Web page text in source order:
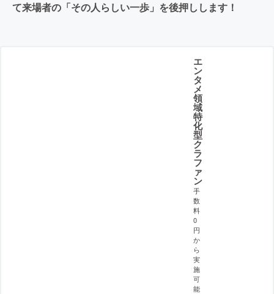
て来場者の「その人らしい一歩」を後押しします！
エ
ン
タ
メ
領
域
特
化
型
ク
ラ
フ
ァ
ン
手
数
料
0
円
か
ら
実
施
可
能